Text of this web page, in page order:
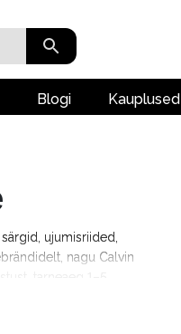
Blogi Kauplused
ujumisriided,
nagu Calvin